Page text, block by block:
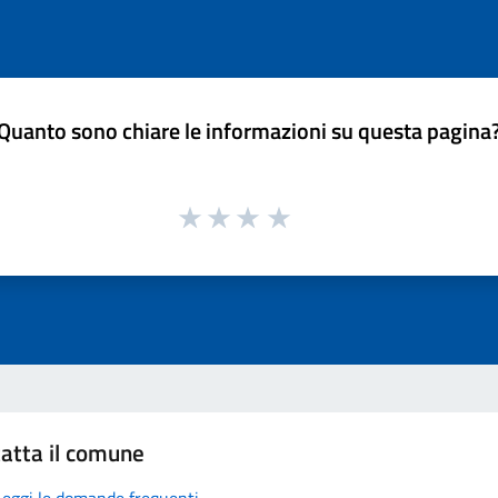
sono chiare le informazioni su questa
il comune